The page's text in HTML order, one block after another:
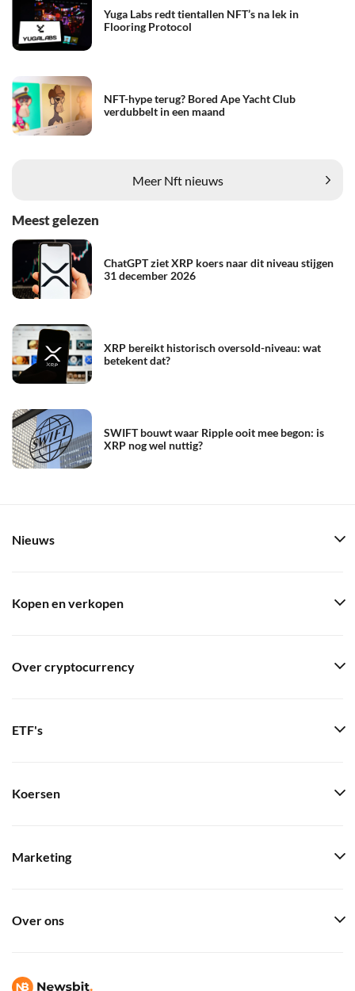
Yuga Labs redt tientallen NFT’s na lek in
Flooring Protocol
NFT-hype terug? Bored Ape Yacht Club
verdubbelt in een maand
Meer Nft nieuws
Meest gelezen
ChatGPT ziet XRP koers naar dit niveau stijgen
31 december 2026
XRP bereikt historisch oversold-niveau: wat
betekent dat?
SWIFT bouwt waar Ripple ooit mee begon: is
XRP nog wel nuttig?
Nieuws
Kopen en verkopen
Over cryptocurrency
ETF's
Koersen
Marketing
Over ons